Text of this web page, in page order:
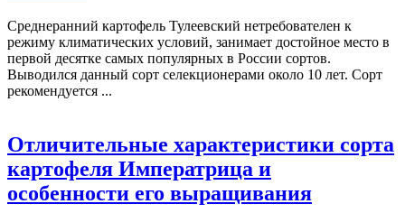
Среднеранний картофель Тулеевский нетребователен к
режиму климатических условий, занимает достойное место в
первой десятке самых популярных в России сортов.
Выводился данный сорт селекционерами около 10 лет. Сорт
рекомендуется ...
Отличительные характеристики сорта
картофеля Императрица и
особенности его выращивания